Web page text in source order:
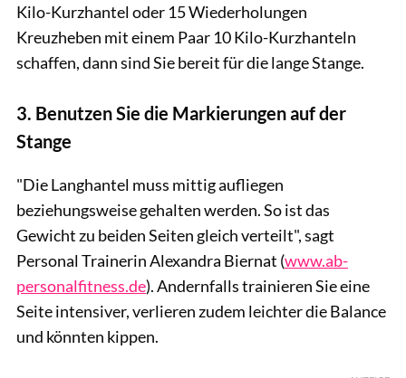
Kilo-Kurzhantel oder 15 Wiederholungen
Kreuzheben mit einem Paar 10 Kilo-Kurzhanteln
schaffen, dann sind Sie bereit für die lange Stange.
3. Benutzen Sie die Markierungen auf der
Stange
"Die Langhantel muss mittig aufliegen
beziehungsweise gehalten werden. So ist das
Gewicht zu beiden Seiten gleich verteilt", sagt
Personal Trainerin Alexandra Biernat (www.ab-
personalfitness.de). Andernfalls trainieren Sie eine
Seite intensiver, verlieren zudem leichter die Balance
und könnten kippen.